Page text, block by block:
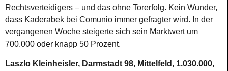
Rechtsverteidigers – und das ohne Torerfolg. Kein Wunder,
dass Kaderabek bei Comunio immer gefragter wird. In der
vergangenen Woche steigerte sich sein Marktwert um
700.000 oder knapp 50 Prozent.
Laszlo Kleinheisler, Darmstadt 98, Mittelfeld, 1.030.000,